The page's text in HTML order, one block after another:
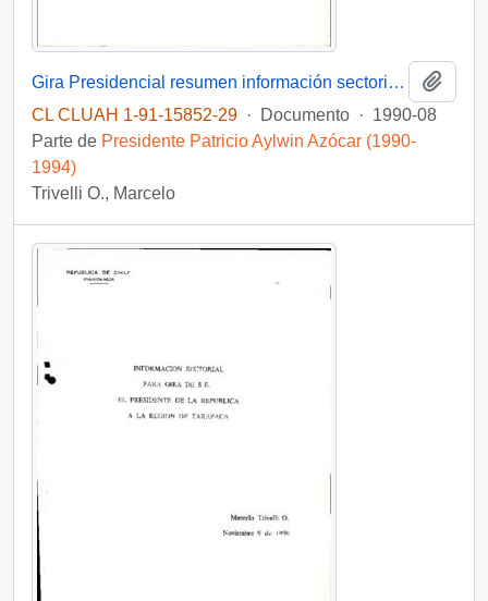
Gira Presidencial resumen información sectorial VIII Región
CL CLUAH 1-91-15852-29 · Documento · 1990-08
Parte de Presidente Patricio Aylwin Azócar (1990-
1994)
Trivelli O., Marcelo